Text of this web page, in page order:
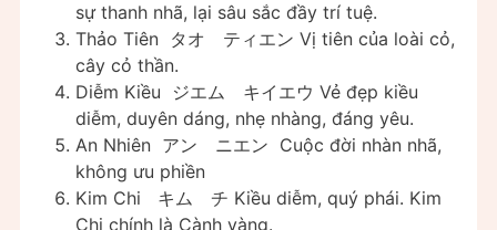
sự thanh nhã, lại sâu sắc đầy trí tuệ.
Thảo Tiên タオ ティエン Vị tiên của loài cỏ,
cây cỏ thần.
Diễm Kiều ジエム キイエウ Vẻ đẹp kiều
diễm, duyên dáng, nhẹ nhàng, đáng yêu.
An Nhiên アン ニエン Cuộc đời nhàn nhã,
không ưu phiền
Kim Chi キム チ Kiều diễm, quý phái. Kim
Chi chính là Cành vàng.